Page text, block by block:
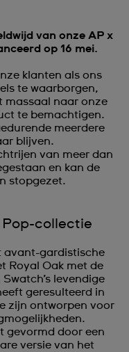
van onze AP x
op 16 mei.
klanten als ons
te waarborgen,
massaal naar onze
te bemachtigen.
meerdere
blijven.
van meer dan
en kan de
stopgezet.
Pop-collectie
avant-gardistische
Royal Oak met de
levendige
geresulteerd in
zijn ontworpen voor
gevormd door een
versie van het